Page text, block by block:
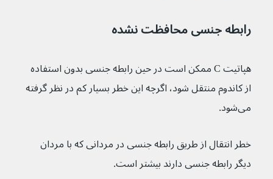
رابطه جنسی محافظت نشده
هپاتیت C ممکن است در حین رابطه جنسی بدون استفاده
از کاندوم منتقل شود، اگرچه این خطر بسیار کم در نظر گرفته
می‌شود.
خطر انتقال از طریق رابطه جنسی در مردانی که با مردان
دیگر رابطه جنسی دارند بیشتر است.